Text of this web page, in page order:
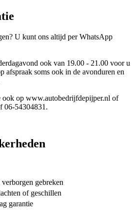
U kunt ons altijd per WhatsApp
ook van 19.00 - 21.00 voor u
afspraak soms ook in de avonduren en
op www.autobedrijfdepijper.nl of
06-54304831.
gebreken
of geschillen
garantie